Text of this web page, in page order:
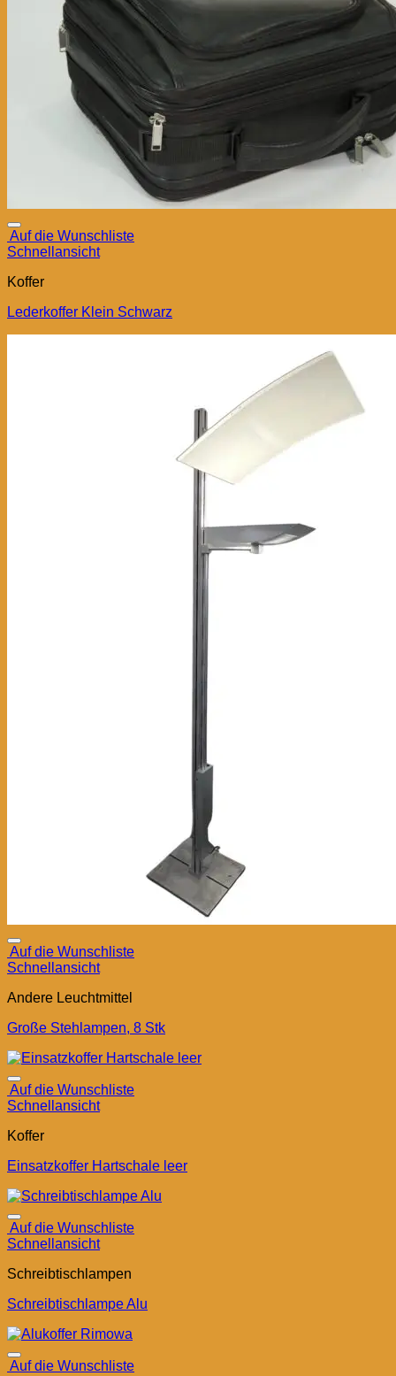
Auf die Wunschliste
Schnellansicht
Koffer
Lederkoffer Klein Schwarz
Auf die Wunschliste
Schnellansicht
Andere Leuchtmittel
Große Stehlampen, 8 Stk
Auf die Wunschliste
Schnellansicht
Koffer
Einsatzkoffer Hartschale leer
Auf die Wunschliste
Schnellansicht
Schreibtischlampen
Schreibtischlampe Alu
Auf die Wunschliste